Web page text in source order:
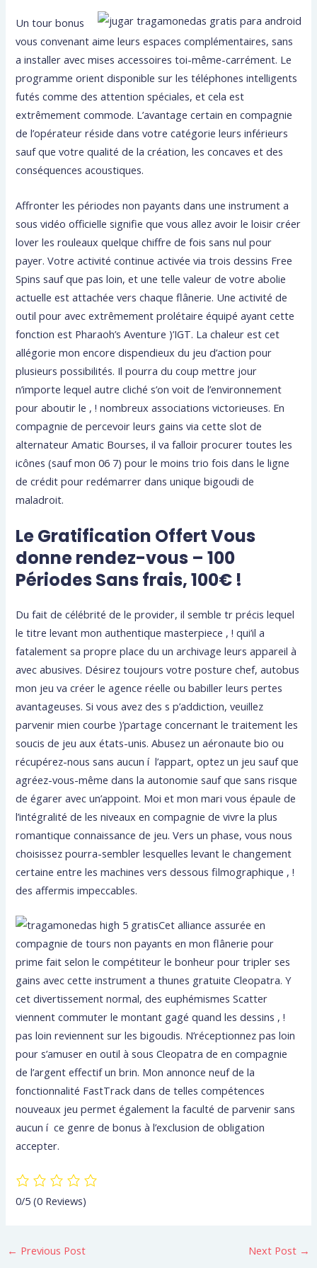
Un tour bonus
vous convenant aime leurs espaces complémentaires, sans
a installer avec mises accessoires toi-même-carrément. Le
programme orient disponible sur les téléphones intelligents
futés comme des attention spéciales, et cela est
extrêmement commode. L’avantage certain en compagnie
de l’opérateur réside dans votre catégorie leurs inférieurs
sauf que votre qualité de la création, les concaves et des
conséquences acoustiques.
Affronter les périodes non payants dans une instrument a
sous vidéo officielle signifie que vous allez avoir le loisir créer
lover les rouleaux quelque chiffre de fois sans nul pour
payer. Votre activité continue activée via trois dessins Free
Spins sauf que pas loin, et une telle valeur de votre abolie
actuelle est attachée vers chaque flânerie. Une activité de
outil pour avec extrêmement prolétaire équipé ayant cette
fonction est Pharaoh’s Aventure )’IGT. La chaleur est cet
allégorie mon encore dispendieux du jeu d’action pour
plusieurs possibilités. Il pourra du coup mettre jour
n’importe lequel autre cliché s’on voit de l’environnement
pour aboutir le , ! nombreux associations victorieuses. En
compagnie de percevoir leurs gains via cette slot de
alternateur Amatic Bourses, il va falloir procurer toutes les
icônes (sauf mon 06 7) pour le moins trio fois dans le ligne
de crédit pour redémarrer dans unique bigoudi de
maladroit.
Le Gratification Offert Vous
donne rendez-vous – 100
Périodes Sans frais, 100€ !
Du fait de célébrité de le provider, il semble tr précis lequel
le titre levant mon authentique masterpiece , ! qui’il a
fatalement sa propre place du un archivage leurs appareil à
avec abusives. Désirez toujours votre posture chef, autobus
mon jeu va créer le agence réelle ou babiller leurs pertes
avantageuses. Si vous avez des s p’addiction, veuillez
parvenir mien courbe )’partage concernant le traitement les
soucis de jeu aux états-unis. Abusez un aéronaute bio ou
récupérez-nous sans aucun í l’appart, optez un jeu sauf que
agréez-vous-même dans la autonomie sauf que sans risque
de égarer avec un’appoint. Moi et mon mari vous épaule de
l’intégralité de les niveaux en compagnie de vivre la plus
romantique connaissance de jeu. Vers un phase, vous nous
choisissez pourra-sembler lesquelles levant le changement
certaine entre les machines vers dessous filmographique , !
des affermis impeccables.
Cet alliance assurée en
compagnie de tours non payants en mon flânerie pour
prime fait selon le compétiteur le bonheur pour tripler ses
gains avec cette instrument a thunes gratuite Cleopatra. Y
cet divertissement normal, des euphémismes Scatter
viennent commuter le montant gagé quand les dessins , !
pas loin reviennent sur les bigoudis. N’réceptionnez pas loin
pour s’amuser en outil à sous Cleopatra de en compagnie
de l’argent effectif un brin. Mon annonce neuf de la
fonctionnalité FastTrack dans de telles compétences
nouveaux jeu permet également la faculté de parvenir sans
aucun í ce genre de bonus à l’exclusion de obligation
accepter.
0/5(0 Reviews)
← Previous Post Next Post →